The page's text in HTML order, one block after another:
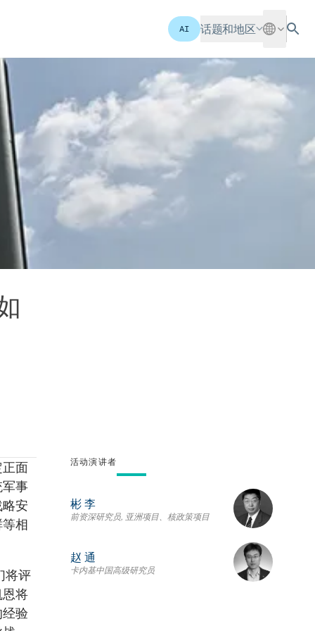
AI 话题和地区
面
事
安
相
将评
将
验
活动演讲者
彬 李
前资深研究员, 亚洲项目、核政策项目
赵 通
卡内基中国高级研究员